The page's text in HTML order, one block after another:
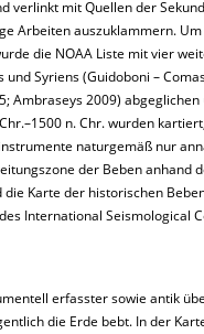
verlinkt mit Quellen der
Arbeiten auszuklammern.
die NOAA Liste mit vier
Syriens (Guidoboni –
Ambraseys 2009)
n. Chr. wurden
naturgemäß nur
der Beben anhand
Karte der historischen
International Seismological
erfasster sowie antik
die Erde bebt. In der